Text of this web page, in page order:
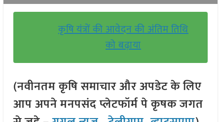
कृषि यंत्रों की आवेदन की अंतिम तिथि
को बढ़ाया
(नवीनतम कृषि समाचार और अपडेट के लिए
आप अपने मनपसंद प्लेटफॉर्म पे कृषक जगत